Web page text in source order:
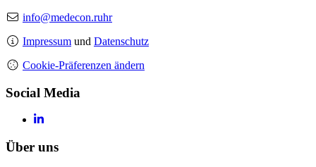
info@medecon.ruhr
Impressum und Datenschutz
Cookie-Präferenzen ändern
Social Media
Über uns